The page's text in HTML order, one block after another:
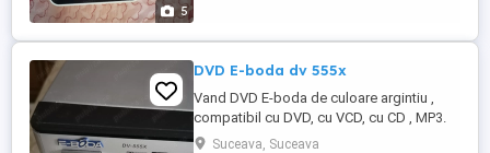
5
DVD E-boda dv 555x
Vand DVD E-boda de culoare argintiu ,
compatibil cu DVD, cu VCD, cu CD , MP3.
Suceava, Suceava